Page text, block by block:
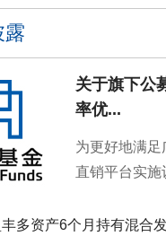
露
关于旗下公
率优...
为更好地满足
直销平台实
多资产6个月持有混合